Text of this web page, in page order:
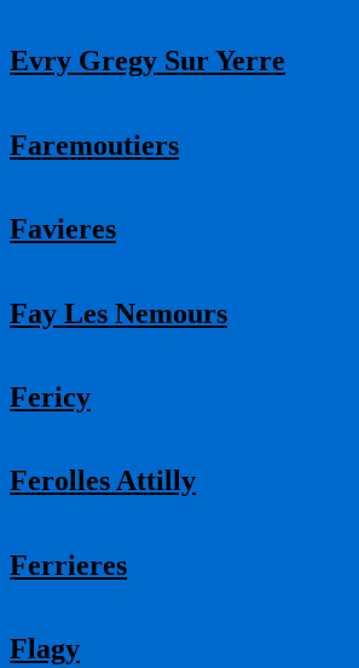
Evry Gregy Sur Yerre
Faremoutiers
Favieres
Fay Les Nemours
Fericy
Ferolles Attilly
Ferrieres
Flagy